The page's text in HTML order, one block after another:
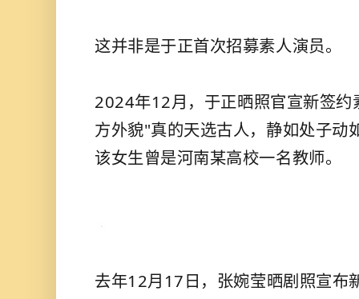
这并非是于正首次招募素人演员。
2024年12月，于正晒照官宣新签约
方外貌"真的天选古人，静如处子动
该女生曾是河南某高校一名教师。
去年12月17日，张婉莹晒剧照宣布